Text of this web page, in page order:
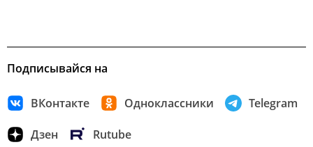
Подписывайся на
ВКонтакте Одноклассники Telegram
Дзен Rutube